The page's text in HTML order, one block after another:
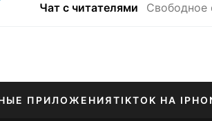
Чат с читателями Свободное
ПРИЛОЖЕНИЯTIKTOK НА